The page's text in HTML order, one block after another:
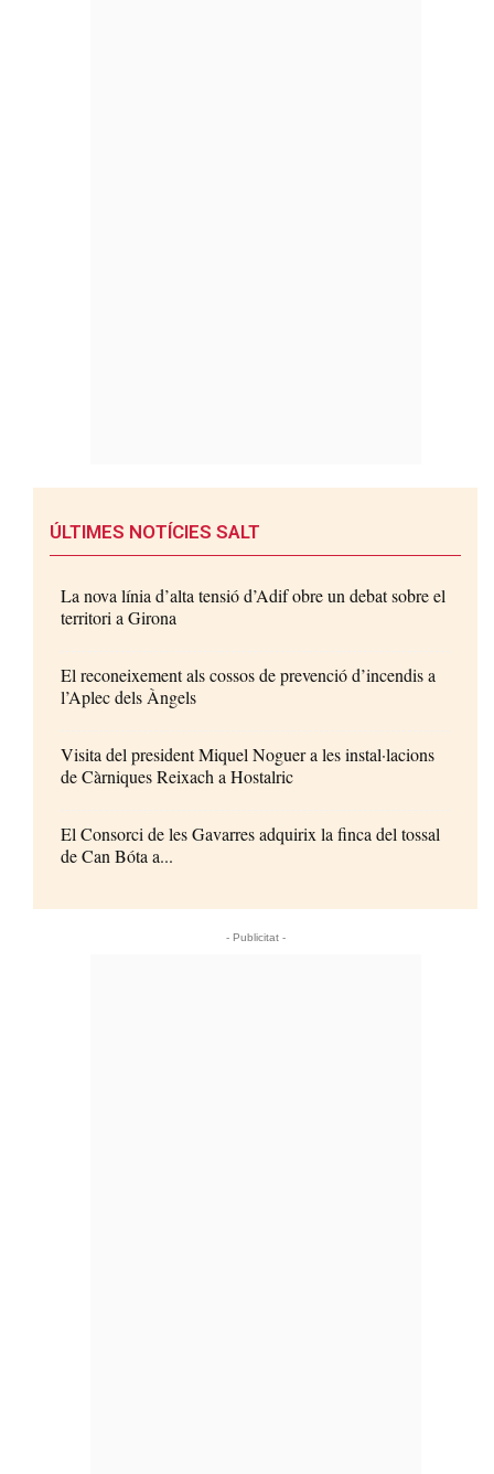
ÚLTIMES NOTÍCIES SALT
La nova línia d’alta tensió d’Adif obre un debat sobre el
territori a Girona
El reconeixement als cossos de prevenció d’incendis a
l’Aplec dels Àngels
Visita del president Miquel Noguer a les instal·lacions
de Càrniques Reixach a Hostalric
El Consorci de les Gavarres adquirix la finca del tossal
de Can Bóta a...
- Publicitat -